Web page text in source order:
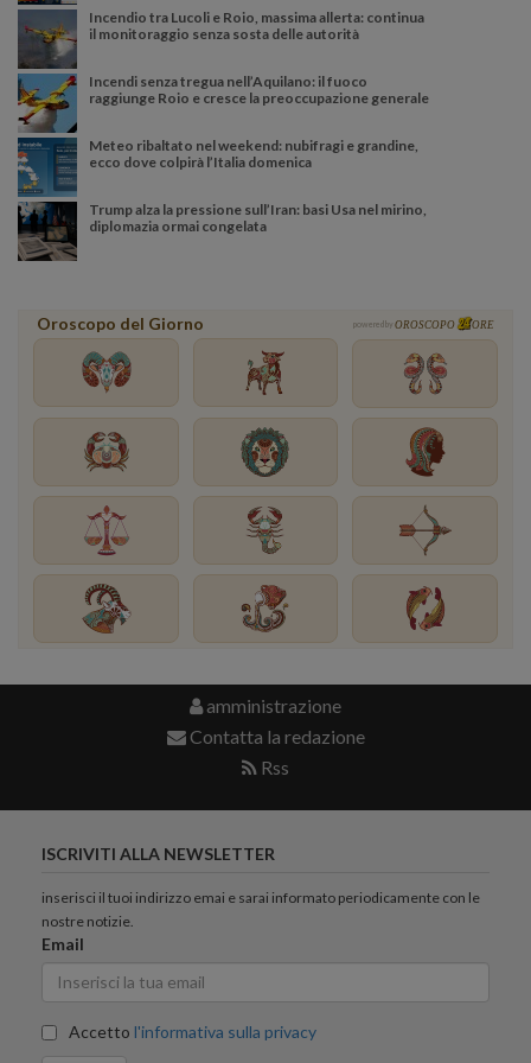
Incendio tra Lucoli e Roio, massima allerta: continua
il monitoraggio senza sosta delle autorità
Incendi senza tregua nell’Aquilano: il fuoco
raggiunge Roio e cresce la preoccupazione generale
Meteo ribaltato nel weekend: nubifragi e grandine,
ecco dove colpirà l’Italia domenica
Trump alza la pressione sull’Iran: basi Usa nel mirino,
diplomazia ormai congelata
Oroscopo del Giorno powered by OROSCOPO ORE
amministrazione
Contatta la redazione
Rss
ISCRIVITI ALLA NEWSLETTER
inserisci il tuoi indirizzo emai e sarai informato periodicamente con le
nostre notizie.
Email
Accetto l'informativa sulla privacy